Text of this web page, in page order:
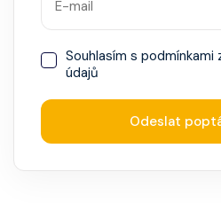
Souhlasím s podmínkami
údajů
Odeslat